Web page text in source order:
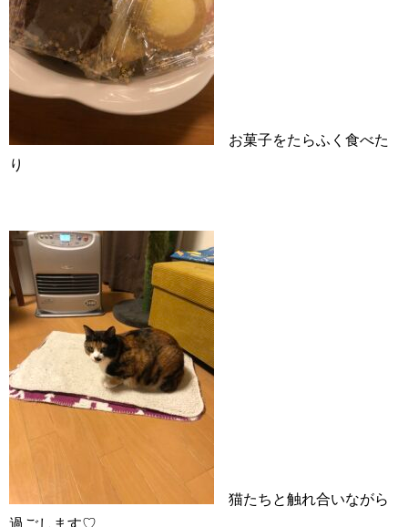
お菓子をたらふく食べた
り
猫たちと触れ合いながら
過ごします♡